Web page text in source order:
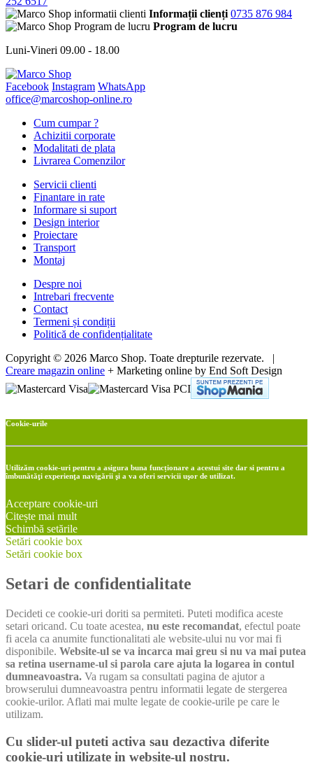
Informații clienți 0735 876 984
Program de lucru
Luni-Vineri 09.00 - 18.00
Facebook Instagram WhatsApp
office@marcoshop-online.ro
Cum cumpar ?
Achizitii corporate
Modalitati de plata
Livrarea Comenzilor
Servicii clienti
Finantare in rate
Informare si suport
Design interior
Proiectare
Transport
Montaj
Despre noi
Intrebari frecvente
Contact
Termeni și condiții
Politică de confidențialitate
Copyright © 2026 Marco Shop. Toate drepturile rezervate. |
Creare magazin online + Marketing online by End Soft Design
Cookie-urile
Utilizăm cookie-uri pentru a asigura buna funcționare a acestui site dar si pentru a
îmbunătăţi experienţa navigării şi a va oferi servicii uşor de utilizat.
Acceptare cookie-uri
Citește mai mult
Schimbă setările
Setări cookie box
Setări cookie box
Setari de confidentialitate
Decideti ce cookie-uri doriti sa permiteti. Puteti modifica aceste
setari oricand. Cu toate acestea, nu este recomandat, efectul poate
fi acela ca anumite functionalitati ale website-ului nu vor mai fi
disponibile. Website-ul se va incarca mai greu si nu va mai putea
sa retina username-ul si parola care ajuta la logarea in contul
dumneavoastra. Va rugam sa consultati pagina de ajutor a
browserului dumneavoastra pentru informatii legate de stergerea
cookie-urilor. Aflati mai multe legate de cookie-urile pe care le
utilizam.
Cu slider-ul puteti activa sau dezactiva diferite
cookie-uri utilizate in website-ul nostru.